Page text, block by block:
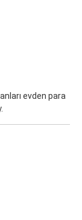
evden para